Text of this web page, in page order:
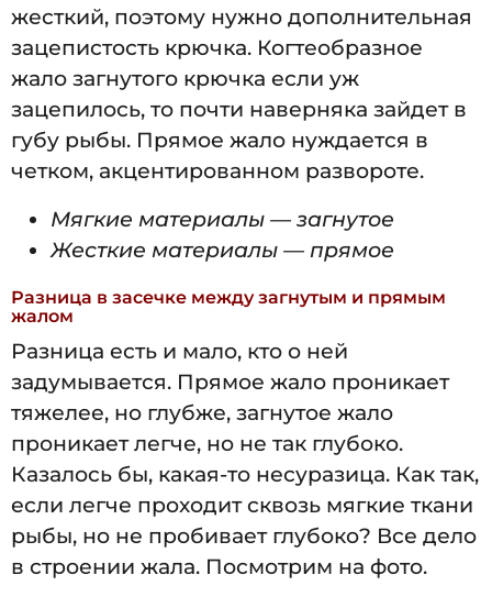
жесткий, поэтому нужно дополнительная
зацепистость крючка. Когтеобразное
жало загнутого крючка если уж
зацепилось, то почти наверняка зайдет в
губу рыбы. Прямое жало нуждается в
четком, акцентированном развороте.
Мягкие материалы — загнутое
Жесткие материалы — прямое
Разница в засечке между загнутым и прямым
жалом
Разница есть и мало, кто о ней
задумывается. Прямое жало проникает
тяжелее, но глубже, загнутое жало
проникает легче, но не так глубоко.
Казалось бы, какая-то несуразица. Как так,
если легче проходит сквозь мягкие ткани
рыбы, но не пробивает глубоко? Все дело
в строении жала. Посмотрим на фото.